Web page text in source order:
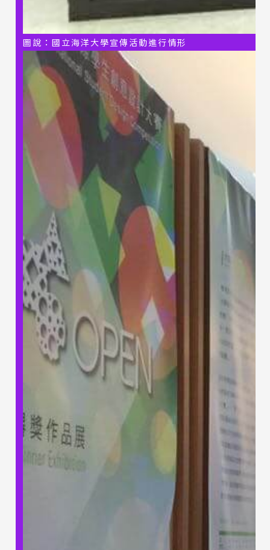
圖說：國立海洋大學宣傳活動進行情形